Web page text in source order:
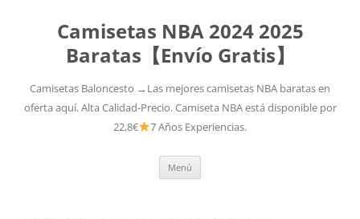
Camisetas NBA 2024 2025
Baratas【Envío Gratis】
Camisetas Baloncesto →Las mejores camisetas NBA baratas en
oferta aquí. Alta Calidad-Precio. Camiseta NBA está disponible por
22,8€
7 Años Experiencias.
Menú